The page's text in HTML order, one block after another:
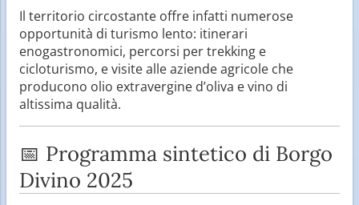
Il territorio circostante offre infatti numerose
opportunità di turismo lento: itinerari
enogastronomici, percorsi per trekking e
cicloturismo, e visite alle aziende agricole che
producono olio extravergine d’oliva e vino di
altissima qualità.
📅 Programma sintetico di Borgo
Divino 2025